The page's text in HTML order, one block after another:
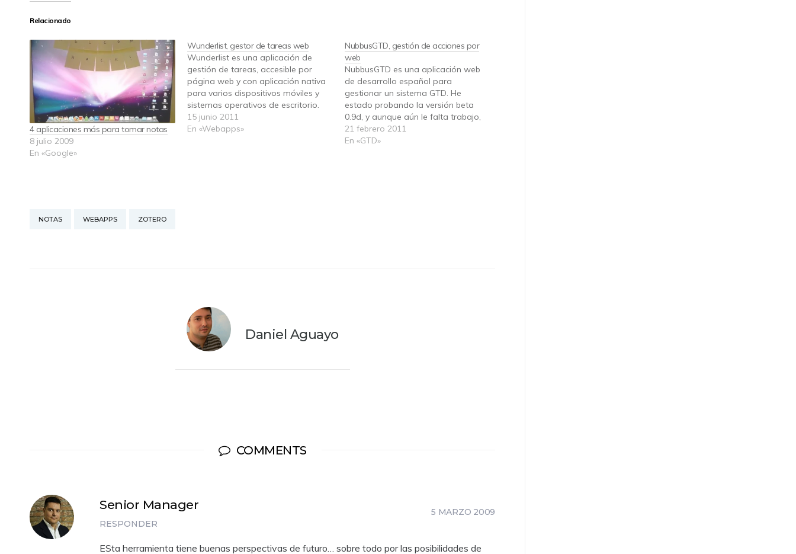
Relacionado
4 aplicaciones más para tomar notas
8 julio 2009
En «Google»
Wunderlist, gestor de tareas web
Wunderlist es una aplicación de
gestión de tareas, accesible por
página web y con aplicación nativa
para varios dispositivos móviles y
sistemas operativos de escritorio.
Wunderlist es una aplicación muy
sencilla. El registro consta sólo de un
15 junio 2011
En «Webapps»
NubbusGTD, gestión de acciones por
web
NubbusGTD es una aplicación web
de desarrollo español para
gestionar un sistema GTD. He
estado probando la versión beta
0.9d, y aunque aún le falta trabajo,
apunta muy buenas maneras. Nada
más entrar, se nos muestra el
21 febrero 2011
En «GTD»
NOTAS WEBAPPS ZOTERO
Daniel Aguayo
COMMENTS
Senior Manager
RESPONDER
5 MARZO 2009
ESta herramienta tiene buenas perspectivas de futuro… sobre todo por las posibilidades de